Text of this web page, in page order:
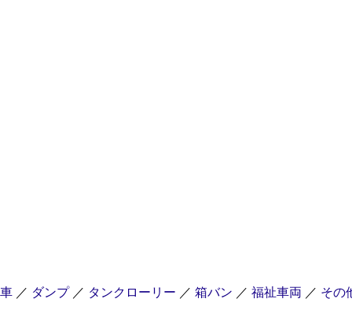
／ ダンプ ／ タンクローリー ／ 箱バン ／ 福祉車両 ／ その